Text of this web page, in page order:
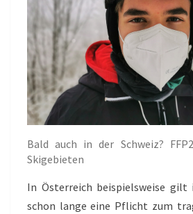
Bald auch in der Schweiz?
Skigebieten
In Österreich beispielsweise gilt
schon lange eine Pflicht zum